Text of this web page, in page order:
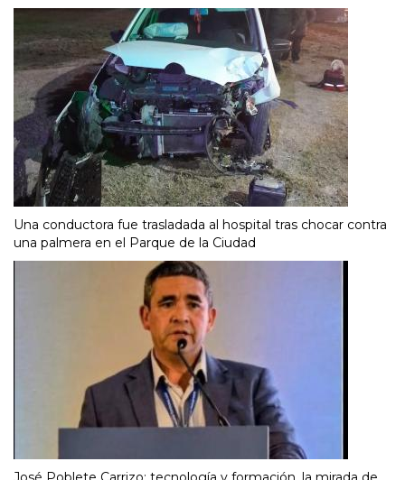
Una conductora fue trasladada al hospital tras chocar contra
una palmera en el Parque de la Ciudad